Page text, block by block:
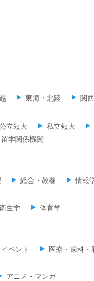
東海・北陸 関西
立短大 私立短大
留学関係機関
総合・教養 情報
生学 体育学
ベント 医療・歯科・
アニメ・マンガ